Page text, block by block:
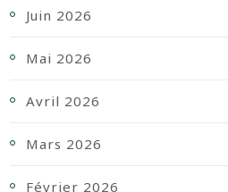
Juin 2026
Mai 2026
Avril 2026
Mars 2026
Février 2026